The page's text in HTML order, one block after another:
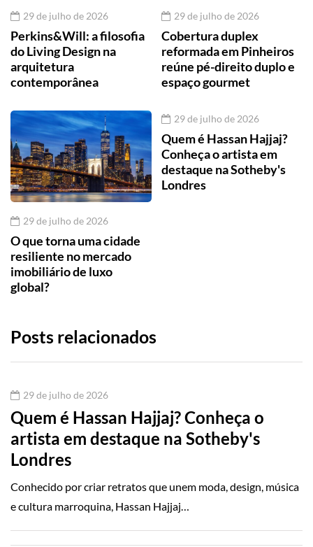
29 de julho de 2026
Perkins&Will: a filosofia
do Living Design na
arquitetura
contemporânea
29 de julho de 2026
Cobertura duplex
reformada em Pinheiros
reúne pé-direito duplo e
espaço gourmet
29 de julho de 2026
O que torna uma cidade
resiliente no mercado
imobiliário de luxo
global?
29 de julho de 2026
Quem é Hassan Hajjaj?
Conheça o artista em
destaque na Sotheby's
Londres
Posts relacionados
29 de julho de 2026
Quem é Hassan Hajjaj? Conheça o
artista em destaque na Sotheby's
Londres
Conhecido por criar retratos que unem moda, design, música
e cultura marroquina, Hassan Hajjaj…